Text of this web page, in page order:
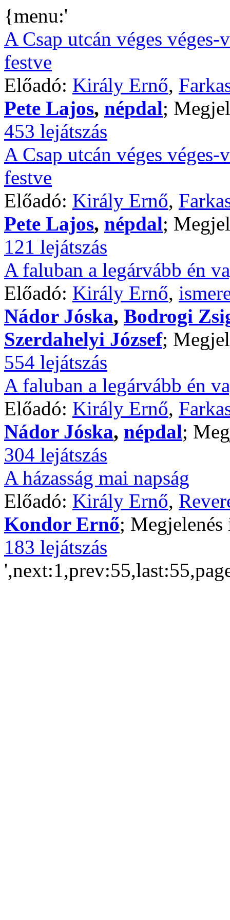
{menu:'
A Csap utcán véges
festve
Előadó: Király Ernő,
Pete Lajos, népdal;
453 lejátszás
A Csap utcán véges
festve
Előadó: Király Ernő,
Pete Lajos, népdal;
121 lejátszás
A faluban a legárvább én
Előadó: Király Ernő,
Nádor Jóska, Bodrogi
Szerdahelyi József;
554 lejátszás
A faluban a legárvább én
Előadó: Király Ernő,
Nádor Jóska, népdal;
304 lejátszás
A házasság mai napság
Előadó: Király Ernő,
Kondor Ernő;
183 lejátszás